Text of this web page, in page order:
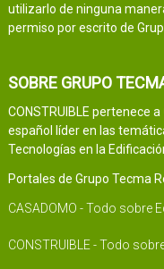
utilizarlo de ninguna
permiso por escrito de
SOBRE GRUPO
CONSTRUIBLE pertenece a
español líder en las
Tecnologías en la
Portales de Grupo Tecma
CASADOMO - Todo sobre
CONSTRUIBLE - Todo